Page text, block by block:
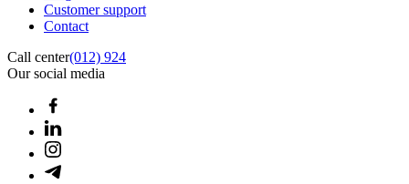
Customer support
Contact
Call center(012) 924
Our social media